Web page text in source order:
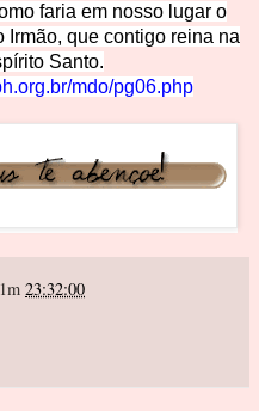
faria em nosso lugar o
que contigo reina na
Santo.
mdo/pg06.php
23:32:00